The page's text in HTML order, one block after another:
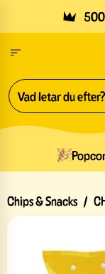
Chips & Snacks /